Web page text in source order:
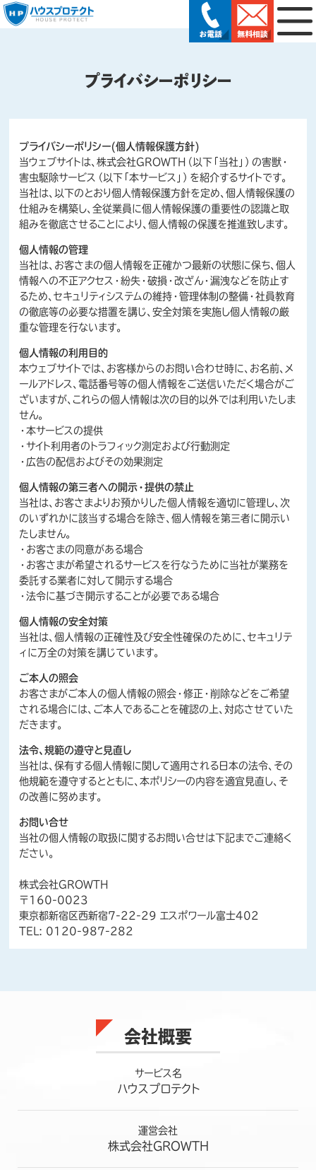
プライバシーポリシー
プライバシーポリシー(個人情報保護方針)
当ウェブサイトは、株式会社GROWTH（以下「当社」）の害獣・
害虫駆除サービス（以下「本サービス」）を紹介するサイトです。
当社は、以下のとおり個人情報保護方針を定め、個人情報保護の
仕組みを構築し、全従業員に個人情報保護の重要性の認識と取
組みを徹底させることにより、個人情報の保護を推進致します。
個人情報の管理
当社は、お客さまの個人情報を正確かつ最新の状態に保ち、個人
情報への不正アクセス・紛失・破損・改ざん・漏洩などを防止す
るため、セキュリティシステムの維持・管理体制の整備・社員教育
の徹底等の必要な措置を講じ、安全対策を実施し個人情報の厳
重な管理を行ないます。
個人情報の利用目的
本ウェブサイトでは、お客様からのお問い合わせ時に、お名前、メ
ールアドレス、電話番号等の個人情報をご送信いただく場合がご
ざいますが、これらの個人情報は次の目的以外では利用いたしま
せん。
・本サービスの提供
・サイト利用者のトラフィック測定および行動測定
・広告の配信およびその効果測定
個人情報の第三者への開示・提供の禁止
当社は、お客さまよりお預かりした個人情報を適切に管理し、次
のいずれかに該当する場合を除き、個人情報を第三者に開示い
たしません。
・お客さまの同意がある場合
・お客さまが希望されるサービスを行なうために当社が業務を
委託する業者に対して開示する場合
・法令に基づき開示することが必要である場合
個人情報の安全対策
当社は、個人情報の正確性及び安全性確保のために、セキュリテ
ィに万全の対策を講じています。
ご本人の照会
お客さまがご本人の個人情報の照会・修正・削除などをご希望
される場合には、ご本人であることを確認の上、対応させていた
だきます。
法令、規範の遵守と見直し
当社は、保有する個人情報に関して適用される日本の法令、その
他規範を遵守するとともに、本ポリシーの内容を適宜見直し、そ
の改善に努めます。
お問い合せ
当社の個人情報の取扱に関するお問い合せは下記までご連絡く
ださい。
株式会社GROWTH
〒160-0023
東京都新宿区西新宿7-22-29 エスポワール富士402
TEL: 0120-987-282
会社概要
サービス名
ハウスプロテクト
運営会社
株式会社GROWTH